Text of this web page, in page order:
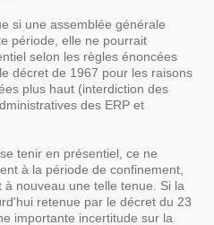
si une assemblée générale
période, elle ne pourrait
selon les règles énoncées
décret de 1967 pour les raisons
plus haut (interdiction des
des ERP et
tenir en présentiel, ce ne
à la période de confinement,
nouveau une telle tenue. Si la
retenue par le décret du 23
importante incertitude sur la